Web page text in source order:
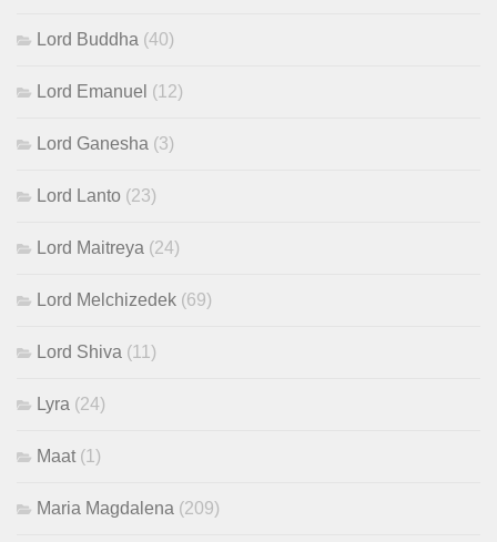
Lord Buddha (40)
Lord Emanuel (12)
Lord Ganesha (3)
Lord Lanto (23)
Lord Maitreya (24)
Lord Melchizedek (69)
Lord Shiva (11)
Lyra (24)
Maat (1)
Maria Magdalena (209)